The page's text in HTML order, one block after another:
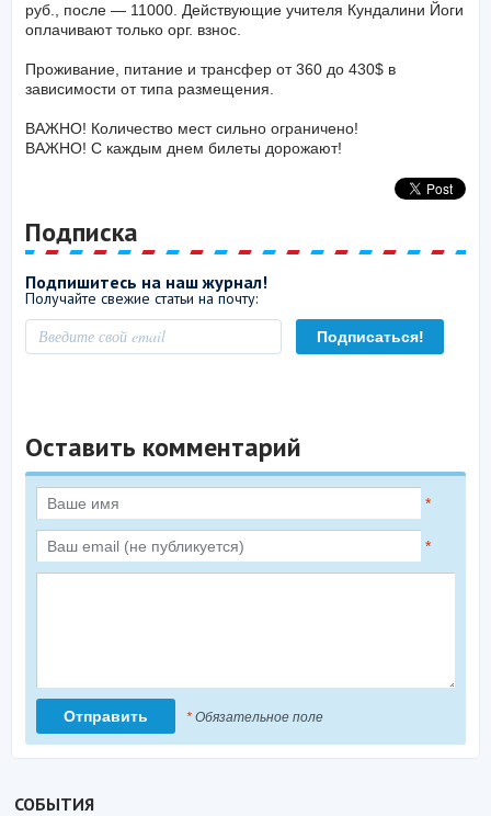
руб., после — 11000. Действующие учителя Кундалини Йоги
оплачивают только орг. взнос.
Проживание, питание и трансфер от 360 до 430$ в
зависимости от типа размещения.
ВАЖНО! Количество мест сильно ограничено!
ВАЖНО! С каждым днем билеты дорожают!
Подписка
Подпишитесь на наш журнал!
Получайте свежие статьи на почту:
Оставить комментарий
*
*
* Обязательное поле
СОБЫТИЯ